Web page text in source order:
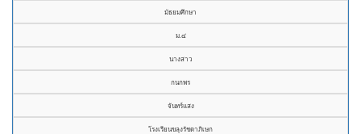
มัธยมศึกษา
ม.๔
นางสาว
กนกพร
จันทร์แสง
โรงเรียนขลุงรัชดาภิเษก